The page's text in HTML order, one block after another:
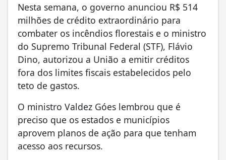
Nesta semana, o governo anunciou R$ 514
milhões de crédito extraordinário para
combater os incêndios florestais e o ministro
do Supremo Tribunal Federal (STF), Flávio
Dino, autorizou a União a emitir créditos
fora dos limites fiscais estabelecidos pelo
teto de gastos.
O ministro Valdez Góes lembrou que é
preciso que os estados e municípios
aprovem planos de ação para que tenham
acesso aos recursos.